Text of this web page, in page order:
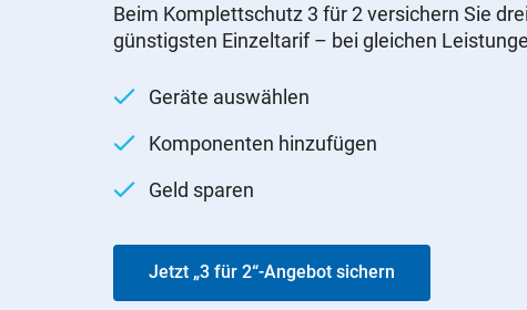
Beim Komplettschutz 3 für 2 versichern Sie
günstigsten Einzeltarif – bei gleichen
Geräte auswählen
Komponenten hinzufügen
Geld sparen
Jetzt „3 für 2“-Angebot sichern